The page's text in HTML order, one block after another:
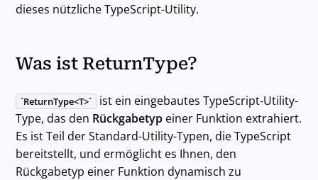
dieses nützliche TypeScript-Utility.
Was ist ReturnType?
ReturnType<T>
ist ein eingebautes TypeScript-Utility-
Type, das den Rückgabetypeiner Funktion extrahiert.
Es ist Teil der Standard-Utility-Typen, die TypeScript
bereitstellt, und ermöglicht es Ihnen, den
Rückgabetyp einer Funktion dynamisch zu